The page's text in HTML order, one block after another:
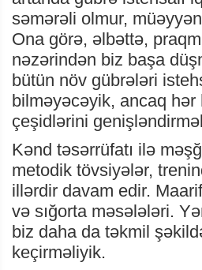
səmərəli olmur, müəyyən
Ona görə, əlbəttə,
nəzərindən biz başa
bütün növ gübrələri
bilməyəcəyik, ancaq hər
çeşidlərini
Kənd təsərrüfatı ilə
metodik tövsiyələr,
illərdir davam edir.
və sığorta məsələləri.
biz daha da təkmil
keçirməliyik.